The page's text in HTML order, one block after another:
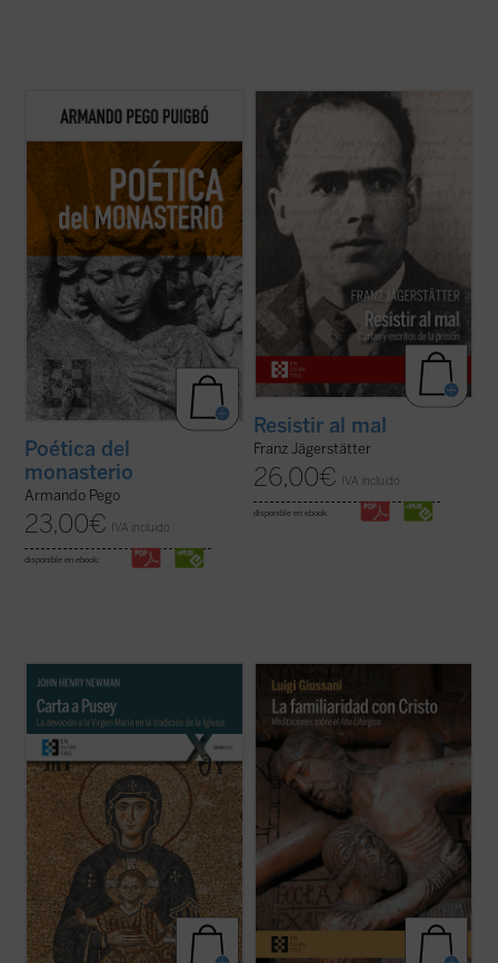
Poética del monasterioreflexiona
alrededor de los espacios fundamentales
antropológico de las tres figuras: el hogar,
la escuela y la celda, reivindicando una
pedagogía humanista fundada en la ...
(ver
Poética del
monasterio
Armando Pego
23,00€ IVA incluido
disponible en ebook:
Franz Jägerstätter, campesino austriaco,
casado, padre de tres niñas y ferviente
católico, fue ejecutado en 1943 por negarse
a servir en el ejército nazi. Se publican aquí
por primera vez en castellano todos los
escritos de Jägerstätter ...
(ver ficha)
Resistir al mal
Franz Jägerstätter
26,00€ IVA incluido
disponible en ebook:
John Henry Newman escribe este
respuesta a
Eirenicon
escrito por su amigo Edward Pusey. Aquí el
santo insiste en la legitimidad del puesto de
María en la teología católica recurriendo ...
(ver ficha)
«Estas intervenciones de don Giussani
ponen de manifiesto qué puede ser el
cristianismo cuando dialoga con las
necesidades del hombre. Él nos enseña a
verificar qué acontece cuando vivimos
nuestras exigencias humanas poniéndolas
en relación ...